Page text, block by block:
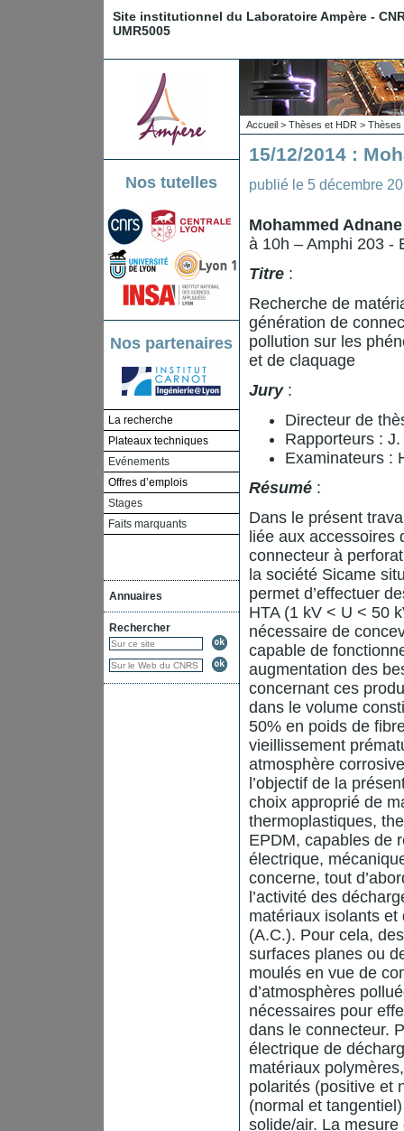
Site institutionnel du Laboratoire Ampère -
UMR5005
Nos tutelles
Nos partenaires
La recherche
Plateaux techniques
Evénements
Offres d’emplois
Stages
Faits marquants
Annuaires
Rechercher
Accueil > Thèses et HDR > Thèses
15/12/2014 :
publié le 5 décembre
Mohammed
à 10h – Amphi 203 -
Titre :
Recherche de
génération de
pollution sur les
et de claquage
Jury :
Directeur de
Rapporteurs :
Examinateurs :
Résumé :
Dans le présent
liée aux
connecteur à
la société Sicame
permet d’effectuer
HTA (1 kV < U < 50
nécessaire de
capable de
augmentation des
concernant ces
dans le volume
50% en poids de
vieillissement
atmosphère
l’objectif de la
choix approprié de
thermoplastiques,
EPDM, capables de
électrique,
concerne, tout
l’activité des
matériaux isolants
(A.C.). Pour cela,
surfaces planes ou
moulés en vue de
d’atmosphères
nécessaires pour
dans le connecteur.
électrique de
matériaux
polarités (positive et
(normal et
solide/air. La